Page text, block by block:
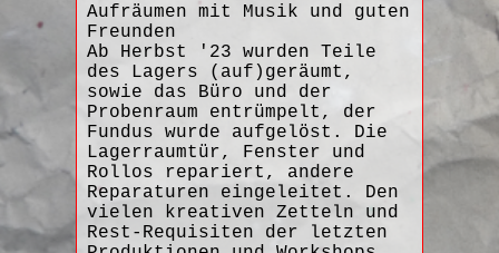
Aufräumen mit Musik und guten
Freunden
Ab Herbst '23 wurden Teile
des Lagers (auf)geräumt,
sowie das Büro und der
Probenraum entrümpelt, der
Fundus wurde aufgelöst. Die
Lagerraumtür, Fenster und
Rollos repariert, andere
Reparaturen eingeleitet. Den
vielen kreativen Zetteln und
Rest-Requisiten der letzten